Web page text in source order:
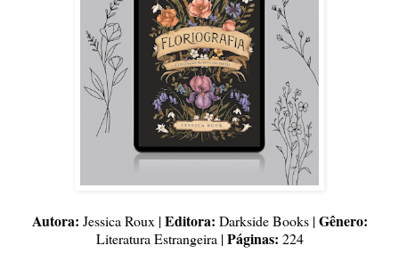
Autora: Jessica Roux | Editora: Darkside Books | Gênero:
Literatura Estrangeira | Páginas: 224